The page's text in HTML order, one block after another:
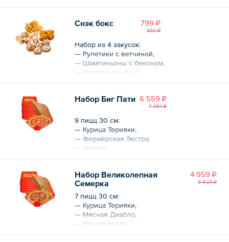
799 ₽
832 ₽
Снэк бокс
Набор из 4 закусок:
— Рулетики с ветчиной,
— Шампиньоны с беконом,
— Наггетсы — 4 шт.,
— Картофель фри.
Общий вес – 545 г 6 559 ₽
7 361 ₽
Набор Биг Пати
9 пицц 30 см:
— Курица Терияки,
— Фермерская Экстра,
— Цезарь,
— Мясная Диабло,
— Любители пепперони,
— Джульетта,
— Американа Фреш,
— Маргарита.
Общий вес – 5202 г
4 959 ₽
5 623 ₽
Набор Великолепная
Семерка
7 пицц 30 см:
— Курица Терияки,
— Мясная Диабло,
— Европейская,
— Любители пепперони,